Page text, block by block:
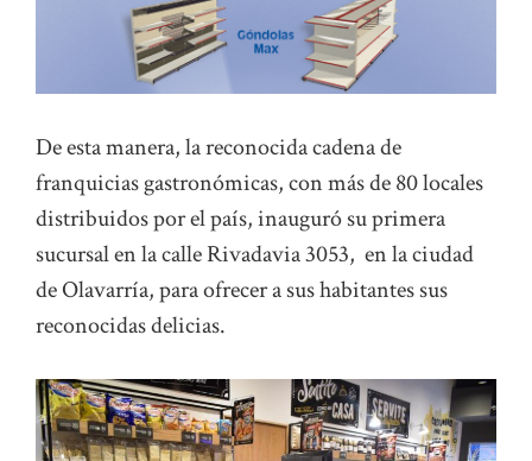
De esta manera, la reconocida cadena de
franquicias gastronómicas, con más de 80 locales
distribuidos por el país, inauguró su primera
sucursal en la calle Rivadavia 3053, en la ciudad
de Olavarría, para ofrecer a sus habitantes sus
reconocidas delicias.